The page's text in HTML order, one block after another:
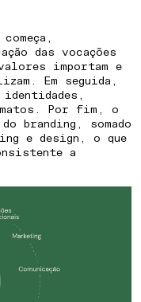
das vocações
importam e
Em seguida,
Por fim, o
branding, somado
e design, o que
a